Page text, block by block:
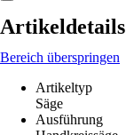
Artikeldetails
Bereich überspringen
Artikeltyp
Säge
Ausführung